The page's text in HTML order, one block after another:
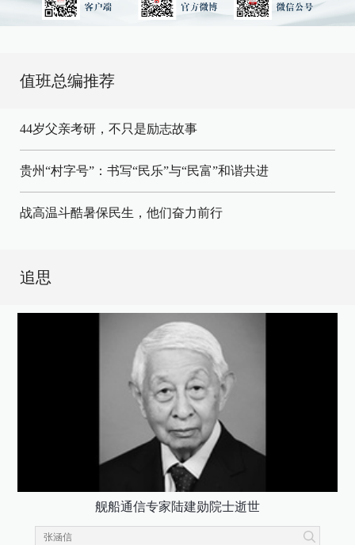
值班总编推荐
44岁父亲考研，不只是励志故事
贵州“村字号”：书写“民乐”与“民富”和谐共进
战高温斗酷暑保民生，他们奋力前行
追思
舰船通信专家陆建勋院士逝世